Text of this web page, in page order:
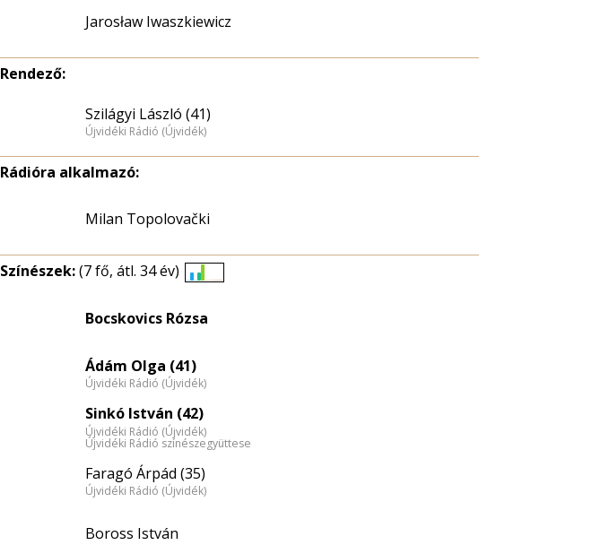
Jarosław Iwaszkiewicz
Rendező:
Szilágyi László (41)
Újvidéki Rádió (Újvidék)
Rádióra alkalmazó:
Milan Topolovački
Színészek:(7 fő, átl. 34 év)
eloszlás
Bocskovics Rózsa
Ádám Olga (41)
Újvidéki Rádió (Újvidék)
Sinkó István (42)
Újvidéki Rádió (Újvidék)
Újvidéki Rádió színészegyüttese
Faragó Árpád (35)
Újvidéki Rádió (Újvidék)
Boross István